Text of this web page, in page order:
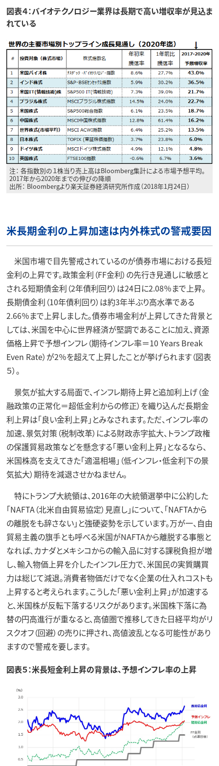
図表４：バイオテクノロジー業界は長期で高い増収率が見込ま
れている
注： 各指数別の１株当り売上高はBloomberg集計による市場予想平均。
2017年から2020年までの伸びの降順
出所： Bloombergより楽天証券経済研究所作成（2018年1月24日）
米長期金利の上昇加速は内外株式の警戒要因
米国市場で目先警戒されているのが債券市場における長短
金利の上昇です。政策金利（FF金利）の先行き見通しに敏感と
される短期債金利（2年債利回り）は24日に2.08％まで上昇。
長期債金利（10年債利回り）は約3年半ぶり高水準である
2.66％まで上昇しました。債券市場金利が上昇してきた背景と
しては、米国を中心に世界経済が堅調であることに加え、資源
価格上昇で予想インフレ（期待インフレ率＝10 Years Break
Even Rate）が2％を超えて上昇したことが挙げられます（図表
５）。
景気が拡大する局面で、インフレ期待上昇と追加利上げ（金
融政策の正常化＝超低金利からの修正）を織り込んだ長期金
利上昇は「良い金利上昇」とみなされます。ただ、インフレ率の
加速、景気対策（税制改革）による財政赤字拡大、トランプ政権
の保護貿易政策などを懸念する「悪い金利上昇」となるなら、
米国株高を支えてきた「適温相場」（低インフレ・低金利下の景
気拡大）期待を減退させかねません。
特にトランプ大統領は、2016年の大統領選挙中に公約した
「NAFTA（北米自由貿易協定）見直し」について、「NAFTAから
の離脱をも辞さない」と強硬姿勢を示しています。万が一、自由
貿易主義の旗手とも呼べる米国がNAFTAから離脱する事態と
なれば、カナダとメキシコからの輸入品に対する課税負担が増
し、輸入物価上昇を介したインフレ圧力で、米国民の実質購買
力は総じて減退。消費者物価だけでなく企業の仕入れコストも
上昇すると考えられます。こうした「悪い金利上昇」が加速する
と、米国株が反転下落するリスクがあります。米国株下落に為
替の円高進行が重なると、高値圏で推移してきた日経平均がリ
スクオフ（回避）の売りに押され、高値波乱となる可能性があり
ますので警戒を要します。
図表５：米長短金利上昇の背景は、予想インフレ率の上昇